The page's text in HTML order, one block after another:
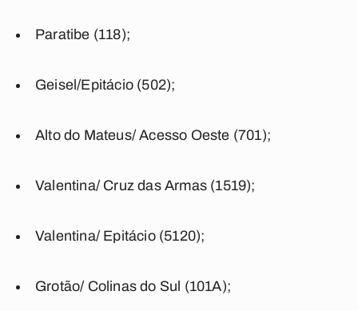
Paratibe (118);
Geisel/Epitácio (502);
Alto do Mateus/ Acesso Oeste (701);
Valentina/ Cruz das Armas (1519);
Valentina/ Epitácio (5120);
Grotão/ Colinas do Sul (101A);